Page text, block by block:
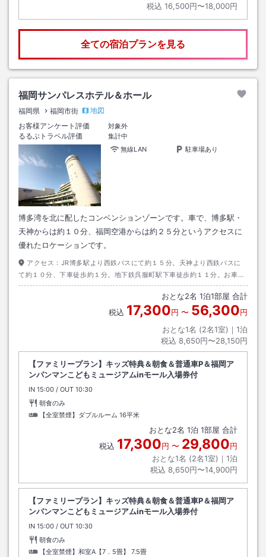
税込 16,500円〜18,000円
全ての宿泊プランを見る
福岡サンパレスホテル＆ホール
福岡県 福岡市街
地図
お客様アンケート評価
対象外
るるぶトラベル評価
集計中
無線LAN
駐車場あり
博多湾を北に配したコンベンションゾーンです。車で、博多駅・
天神からは約１０分、福岡空港からは約２５分というアクセスに
優れたロケーションです。
アクセス： JR博多駅より西鉄バスにて約１５分。天神より西鉄バスに
て約１０分、下車徒歩約１分。地下鉄呉服町駅下車徒歩約１１分。お車の
場合、福岡市都市高速築港ランプより約２分。駐車場もございます。
おとな2名 1泊1部屋 合計
税込 17,300円 〜 56,300円
おとな1名 (2名1室)｜ 1泊
税込 8,650円〜28,150円
【ファミリープラン】キッズ特典＆朝食＆普通車P＆福岡ア
ンパンマンこどもミュージアムinモール入場券付
IN チェックイン
15:00 / OUT チェックアウト
10:30
朝食のみ
【全室禁煙】ダブルルーム 16平米
おとな2名 1泊 1部屋 合計
税込 17,300円 〜 29,800円
おとな1名 (2名1室)｜ 1泊
税込 8,650円〜14,900円
【ファミリープラン】キッズ特典＆朝食＆普通車P＆福岡ア
ンパンマンこどもミュージアムinモール入場券付
IN チェックイン
15:00 / OUT チェックアウト
10:30
朝食のみ
【全室禁煙】和室A【7．5畳】
7.5畳